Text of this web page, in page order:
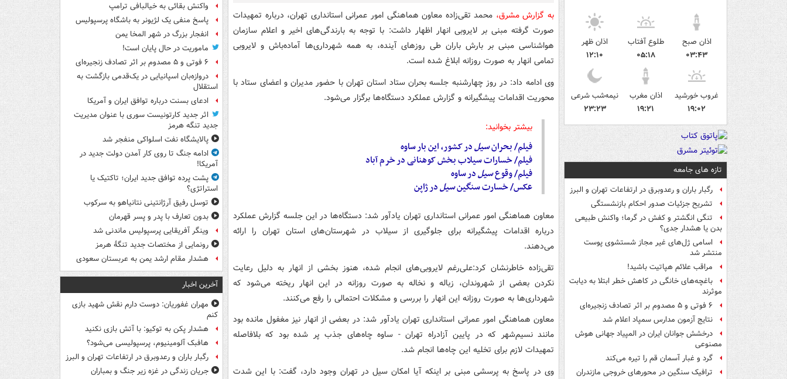
اذان صبح
۰۳:۴۳
طلوع آفتاب
۰۵:۱۸
اذان ظهر
۱۲:۱۰
غروب خورشید
۱۹:۰۲
اذان مغرب
۱۹:۲۱
نیمه‌شب شرعی
۲۳:۲۳
تازه های جامعه
رگبار باران و رعدوبرق در ارتفاعات تهران و البرز
تشریح جزئیات صدور احکام بازنشستگی
تنگی انگشتر و کفش در گرما؛ واکنش طبیعی
بدن یا هشدار جدی؟
اسامی ژل‌های غیر مجاز شستشوی پوست
منتشر شد
مراقب علائم هپاتیت باشید!
باغچه‌های خانگی در کاهش خطر ابتلا به دیابت
موثرند
۶ فوتی و ۵ مصدوم بر اثر تصادف زنجیره‌ای
نتایج آزمون مدارس سمپاد اعلام شد
درخشش جوانان ایران در المپیاد جهانی هوش
مصنوعی
گرد و غبار آسمان قم را تیره می‌کند
ترافیک سنگین در محورهای خروجی مازندران
به گزارش مشرق، محمد تقی‌زاده معاون هماهنگی امور عمرانی استانداری تهران، درباره تمهیدات
صورت گرفته مبنی بر لایروبی انهار اظهار داشت: با توجه به بارندگی‌های اخیر و اعلام سازمان
هواشناسی مبنی بر بارش باران طی روزهای آینده، به همه شهرداری‌ها آماده‌باش و لایروبی
تمامی انهار به صورت روزانه ابلاغ شده است.
وی ادامه داد: در روز چهارشنبه جلسه بحران ستاد استان تهران با حضور مدیران و اعضای ستاد با
محوریت اقدامات پیشگیرانه و گزارش عملکرد دستگاه‌ها برگزار می‌شود.
بیشتر بخوانید:
فیلم/ بحرانسیلدر کشور، این بار ساوه
فیلم/ خسارات سیلاب بخش کوهنانی در خرم آباد
فیلم/ وقوعسیلدر ساوه
عکس/ خسارت سنگینسیلدر ژاپن
معاون هماهنگی امور عمرانی استانداری تهران یادآور شد: دستگاه‌ها در این جلسه گزارش عملکرد
درباره اقدامات پیشگیرانه برای جلوگیری از سیلاب در شهرستان‌های استان تهران را ارائه
می‌دهند.
تقی‌زاده خاطرنشان کرد:‌علی‌رغم لایروبی‌های انجام شده، هنوز بخشی از انهار به دلیل رعایت
نکردن بعضی از شهروندان، زباله و نخاله به صورت روزانه در این انهار ریخته می‌شود که
شهرداری‌ها به صورت روزانه این انهار را بررسی و مشکلات احتمالی را رفع می‌کنند.
معاون هماهنگی امور عمرانی استانداری تهران یادآور شد: در بعضی از انهار نیز مغفول مانده بود
مانند نسیم‌شهر که در پایین آزادراه تهران - ساوه چاه‌های جذب پر شده بود که بلافاصله
تمهیدات لازم برای تخلیه این چاه‌ها انجام شد.
وی در پاسخ به پرسشی مبنی بر اینکه آیا امکان سیل در تهران وجود دارد، گفت:‌ با این شدت
واکنش بقائی به خیالبافی ترامپ
پاسخ منفی یک لژیونر به باشگاه پرسپولیس
انفجار بزرگ در شهر المخا یمن
ماموریت در حال پایان است!
۶ فوتی و ۵ مصدوم بر اثر تصادف زنجیره‌ای
دروازه‌بان اسپانیایی در یک‌قدمی بازگشت به
استقلال
ادعای بسنت درباره توافق ایران و آمریکا
اثر جدید کارتونیست سوری با عنوان مدیریت
جدید تنگه هرمز
پالایشگاه نفت اسلواکی منفجر شد
ادامه جنگ تا روی کار آمدن دولت جدید در
آمریکا!
پشت پرده توافق جدید ایران؛ تاکتیک یا
استراتژی؟
توسل رفیق آرژانتینی نتانیاهو به سرکوب
بدون تعارف با پدر و پسر قهرمان
وینگر آفریقایی پرسپولیس ماندنی شد
رونمایی از مختصات جدید تنگۀ هرمز
هشدار مقام ارشد یمن به عربستان سعودی
آخرین اخبار
مهران غفوریان: دوست دارم نقش شهید بازی
کنم
هشدار پکن به توکیو: با آتش بازی نکنید
هافبک آلومینیوم، پرسپولیسی می‌شود؟
رگبار باران و رعدوبرق در ارتفاعات تهران و البرز
جریان زندگی در غزه زیر جنگ و بمباران